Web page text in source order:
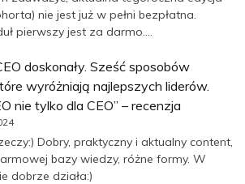
nie jest już w pełni bezpłatna.
pierwszy jest za darmo.…
doskonały. Sześć sposobów
wyróżniają najlepszych liderów.
nie tylko dla CEO” – recenzja
Dobry, praktyczny i aktualny content,
bazy wiedzy, różne formy. W
dobrze działa:)